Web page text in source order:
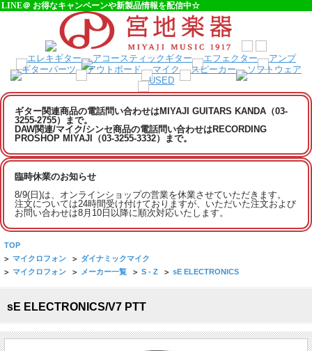
LINE＠ お得なキャンペーンや新製品情報を配信中☆
ギター関連商品の電話問い合わせはMIYAJI GUITARS KANDA（03-
3255-2755）まで。
DAW関連/マイク/シンセ商品の電話問い合わせはRECORDING
PROSHOP MIYAJI（03-3255-3332）まで。
臨時休業のお知らせ
8/9(日)は、オンラインショップの営業を休業させていただきます。
注文については24時間受け付けておりますが、いただいた注文および
お問い合わせは8月10日以降に順次対応いたします。
TOP
> マイクロフォン > ダイナミックマイク
> マイクロフォン > メーカー一覧 > S - Z > sE ELECTRONICS
sE ELECTRONICS/V7 PTT